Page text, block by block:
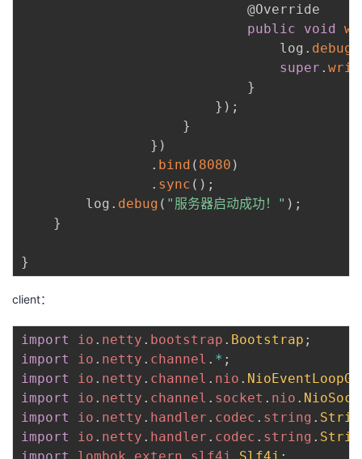
@Override
public
void
                                log
. debug
super .
}
} ) ;
}
} )
. bind ( 8080 )
. sync ( ) ;
        log
. debug ( "服务器启动成功！" ) ;
}
}
client：
import io . netty . bootstrap . Bootstrap ;
import
io . netty . channel . * ;
import
io . netty . channel . nio .
import
io . netty . channel . socket . nio .
import
io . netty . handler . codec . string .
import
io . netty . handler . codec . string .